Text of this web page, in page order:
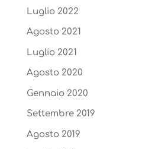
Luglio 2022
Agosto 2021
Luglio 2021
Agosto 2020
Gennaio 2020
Settembre 2019
Agosto 2019